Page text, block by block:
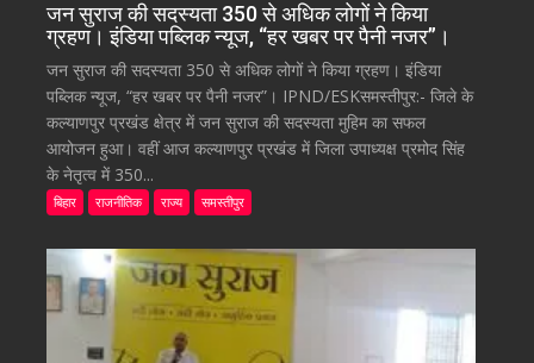
जन सुराज की सदस्यता 350 से अधिक लोगों ने किया
ग्रहण। इंडिया पब्लिक न्यूज, “हर खबर पर पैनी नजर”।
जन सुराज की सदस्यता 350 से अधिक लोगों ने किया ग्रहण। इंडिया
पब्लिक न्यूज, “हर खबर पर पैनी नजर”। IPND/ESKसमस्तीपुर:- जिले के
कल्याणपुर प्रखंड क्षेत्र में जन सुराज की सदस्यता मुहिम का सफल
आयोजन हुआ। वहीं आज कल्याणपुर प्रखंड में जिला उपाध्यक्ष प्रमोद सिंह
के नेतृत्व में 350...
बिहार राजनीतिक राज्य समस्तीपुर